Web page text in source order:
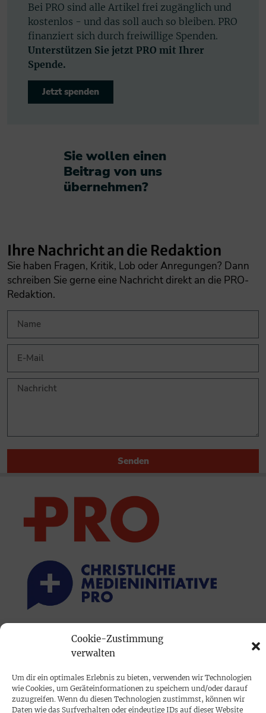
Cookie-Zustimmung
verwalten
Um dir ein optimales Erlebnis zu bieten, verwenden wir Technologien
wie Cookies, um Geräteinformationen zu speichern und/oder darauf
zuzugreifen. Wenn du diesen Technologien zustimmst, können wir
Daten wie das Surfverhalten oder eindeutige IDs auf dieser Website
Bei PRO sind alle Artikel frei zugänglich und
kostenlos - und das soll auch so bleiben. PRO
finanziert sich durch freiwillige Spenden.
Unterstützen Sie jetzt PRO mit Ihrer
Spende.
Jetzt spenden
Sie wollen einen
Beitrag von uns
übernehmen?​
Ihre Nachricht an die Redaktion
Sie haben Fragen, Kritik, Lob oder Anregungen? Dann
schreiben Sie gerne eine Nachricht direkt an die PRO-
Redaktion.
Senden
PRINTAUSGABE
Mediadaten
PROKOMPAKT